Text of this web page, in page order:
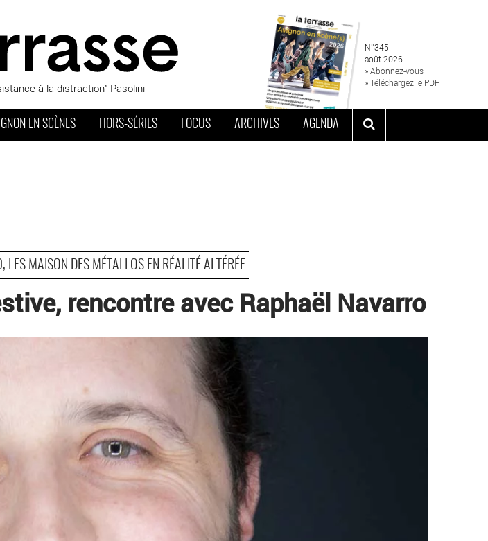
à la distraction" Pasolini
N°345
août 2026
» Abonnez-vous
» Téléchargez le PDF
EN SCÈNES HORS-SÉRIES FOCUS ARCHIVES AGENDA
MAISON DES MÉTALLOS EN RÉALITÉ ALTÉRÉE
rencontre avec Raphaël Navarro